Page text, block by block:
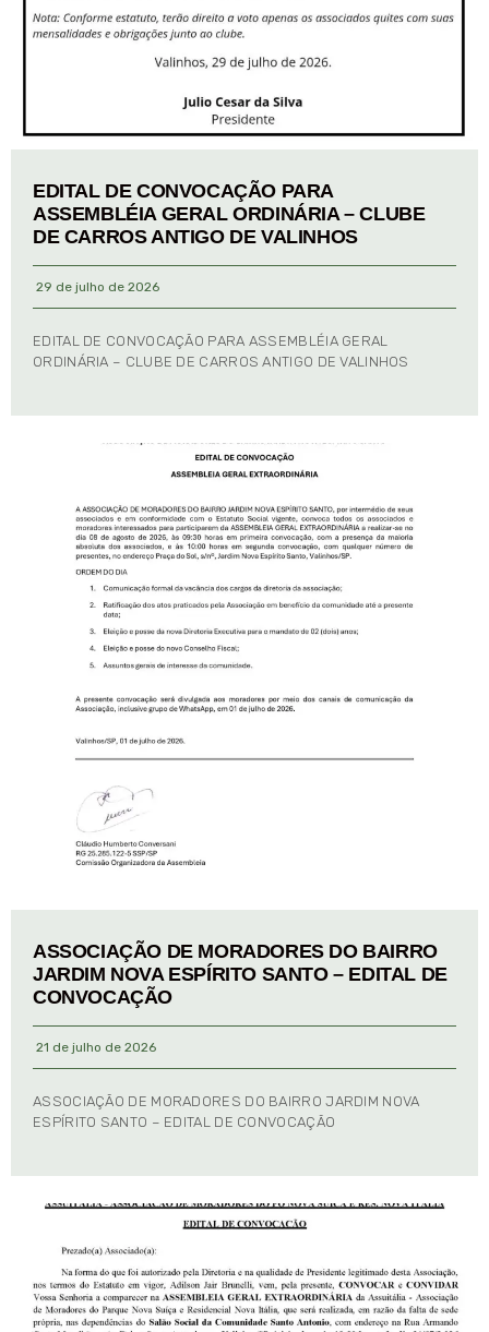
EDITAL DE CONVOCAÇÃO PARA
ASSEMBLÉIA GERAL ORDINÁRIA – CLUBE
DE CARROS ANTIGO DE VALINHOS
29 de julho de 2026
EDITAL DE CONVOCAÇÃO PARA ASSEMBLÉIA GERAL
ORDINÁRIA – CLUBE DE CARROS ANTIGO DE VALINHOS
ASSOCIAÇÃO DE MORADORES DO BAIRRO
JARDIM NOVA ESPÍRITO SANTO – EDITAL DE
CONVOCAÇÃO
21 de julho de 2026
ASSOCIAÇÃO DE MORADORES DO BAIRRO JARDIM NOVA
ESPÍRITO SANTO – EDITAL DE CONVOCAÇÃO